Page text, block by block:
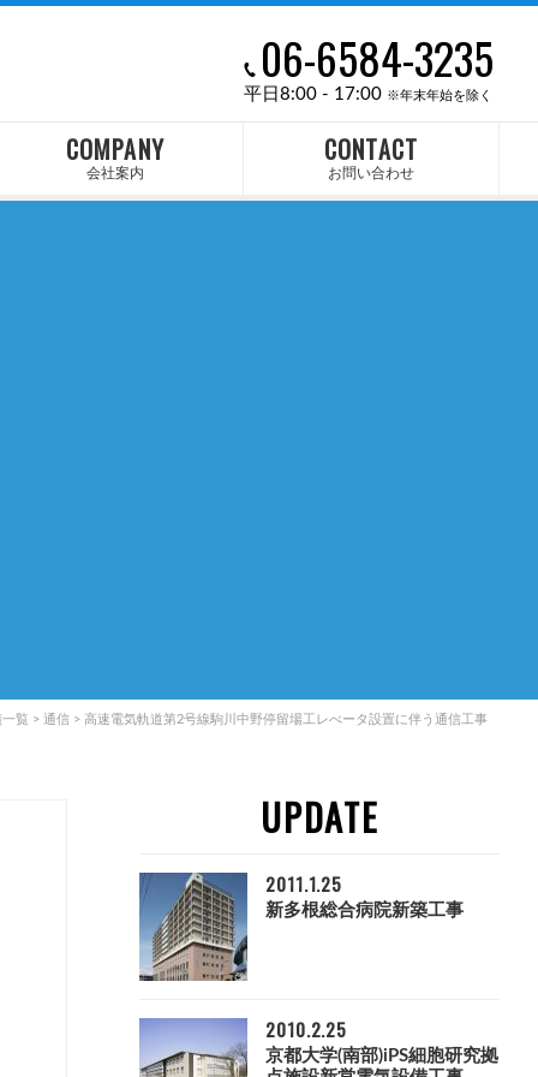
06-6584-3235
平日8:00 - 17:00 ※年末年始を除く
COMPANY
会社案内
CONTACT
お問い合わせ
覧 > 通信 > 高速電気軌道第2号線駒川中野停留場工レべータ設置に伴う通信工事
UPDATE
2011.1.25
新多根総合病院新築工事
2010.2.25
京都大学(南部)iPS細胞研究拠